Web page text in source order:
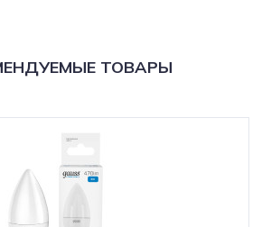
ТОВАРЫ